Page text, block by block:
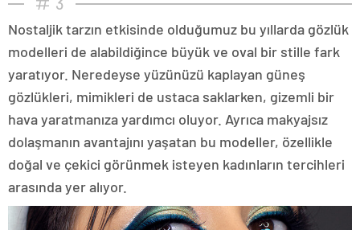
Nostaljik tarzın etkisinde olduğumuz bu yıllarda gözlük
modelleri de alabildiğince büyük ve oval bir stille fark
yaratıyor. Neredeyse yüzünüzü kaplayan güneş
gözlükleri, mimikleri de ustaca saklarken, gizemli bir
hava yaratmanıza yardımcı oluyor. Ayrıca makyajsız
dolaşmanın avantajını yaşatan bu modeller, özellikle
doğal ve çekici görünmek isteyen kadınların tercihleri
arasında yer alıyor.